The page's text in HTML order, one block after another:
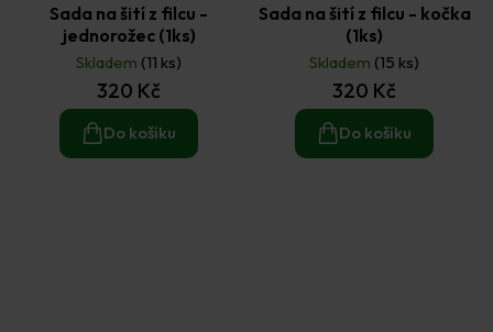
Sada na šití z filcu -
jednorožec (1ks)
Skladem (11 ks)
320 Kč
Do košíku
Sada na šití z filcu - kočka
(1ks)
Skladem (15 ks)
320 Kč
Do košíku